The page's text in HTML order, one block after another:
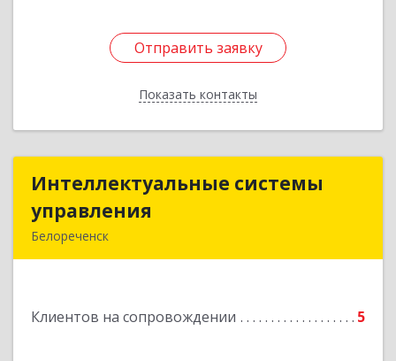
Отправить заявку
Показать контакты
Отправить заявку
Назад
Интеллектуальные системы
управления
Белореченск
Клиентов на сопровождении 5
Интеллектуальные системы
Подробнее